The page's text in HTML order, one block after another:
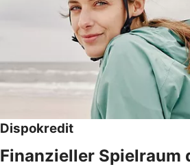
Dispokredit
Finanzieller Spielraum